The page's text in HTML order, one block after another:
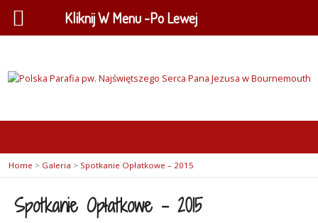
Home > Galeria > Spotkanie Opłatkowe – 2015
Spotkanie Opłatkowe – 2015
Kliknij W Menu -Po Lewej